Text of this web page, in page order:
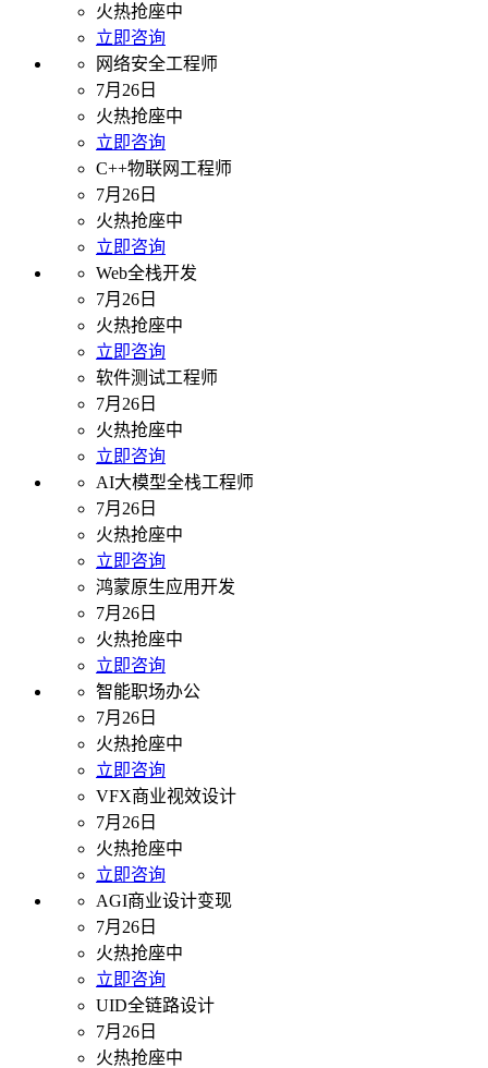
火热抢座中
立即咨询
网络安全工程师
7月26日
火热抢座中
立即咨询
C++物联网工程师
7月26日
火热抢座中
立即咨询
Web全栈开发
7月26日
火热抢座中
立即咨询
软件测试工程师
7月26日
火热抢座中
立即咨询
AI大模型全栈工程师
7月26日
火热抢座中
立即咨询
鸿蒙原生应用开发
7月26日
火热抢座中
立即咨询
智能职场办公
7月26日
火热抢座中
立即咨询
VFX商业视效设计
7月26日
火热抢座中
立即咨询
AGI商业设计变现
7月26日
火热抢座中
立即咨询
UID全链路设计
7月26日
火热抢座中